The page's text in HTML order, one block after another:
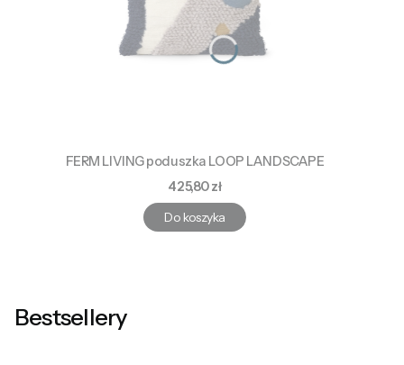
FERM LIVING poduszka LOOP LANDSCAPE
Cena
425,80 zł
Do koszyka
Bestsellery